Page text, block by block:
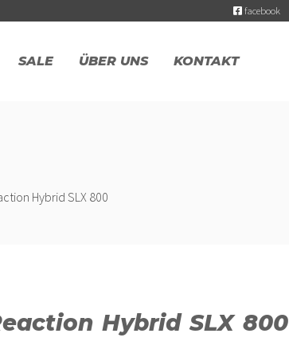
facebook
SALE ÜBER UNS KONTAKT
Hybrid SLX 800
Hybrid SLX 800